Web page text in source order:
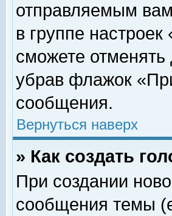
отправляемым
в группе
сможете
убрав флажок
сообщения.
Вернуться наверх
» Как создать
При создании
сообщения темы